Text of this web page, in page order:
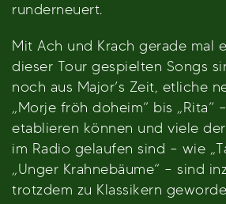
runderneuert.
Mit Ach und Krach gerade mal
dieser Tour gespielten Songs
noch aus Major’s Zeit, etliche
„Morje fröh doheim“ bis „Rita“
etablieren können und viele
im Radio gelaufen sind – wie
„Unger Krahnebäume“ – sind
trotzdem zu Klassikern